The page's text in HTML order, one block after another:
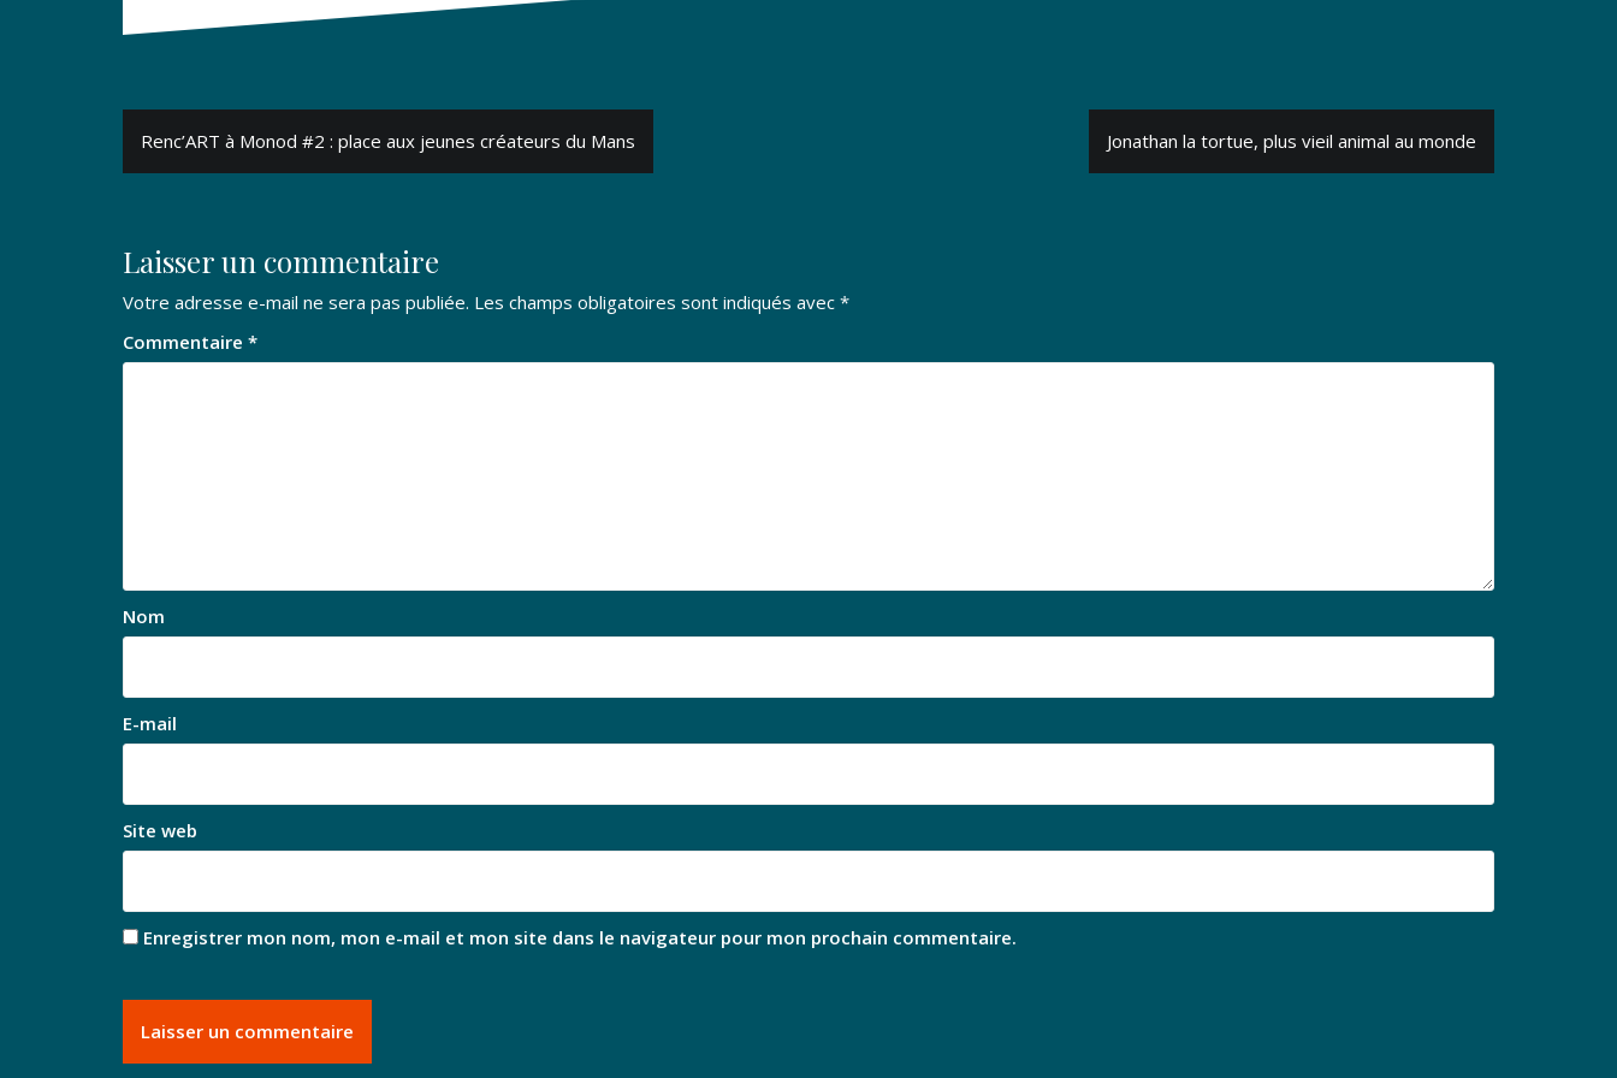
Navigation
de
Renc’ART à Monod #2 : place aux jeunes créateurs du Mans Jonathan la tortue, plus vieil animal au monde
Laisser un commentaire
Votre adresse e-mail ne sera pas publiée. Les champs obligatoires sont indiqués avec *
Commentaire *
Nom
E-mail
Site web
Enregistrer mon nom, mon e-mail et mon site dans le navigateur pour mon prochain commentaire.